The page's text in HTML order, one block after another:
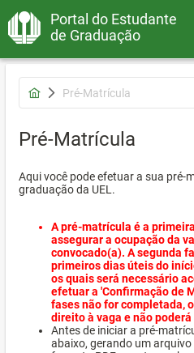
Portal do Estudante
de Graduação
Pré-Matrícula
Pré-Matrícula
Aqui você pode efetuar a sua pré-
graduação da UEL.
A pré-matrícula é a
assegurar a ocupação da
convocado(a). A segunda
primeiros dias úteis do
os quais será necessário
efetuar a 'Confirmação de
fases não for completada,
direito à vaga e não
Antes de iniciar a pré-
abaixo, gerando um